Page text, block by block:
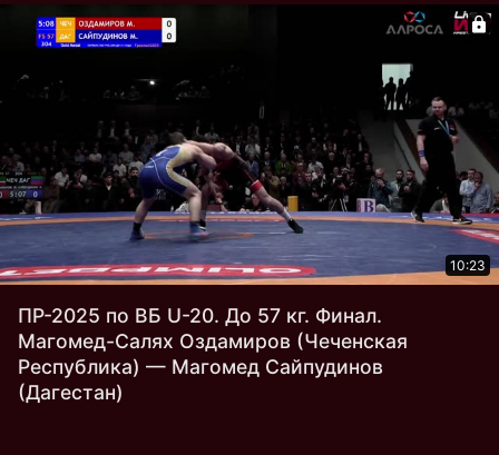
10:23
ПР-2025 по ВБ U-20. До 57 кг. Финал.
Магомед-Салях Оздамиров (Чеченская
Республика) — Магомед Сайпудинов
(Дагестан)